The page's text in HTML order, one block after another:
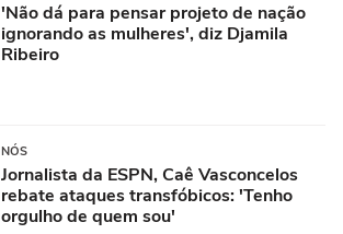
'Não dá para pensar projeto de nação
ignorando as mulheres', diz Djamila
Ribeiro
NÓS
Jornalista da ESPN, Caê Vasconcelos
rebate ataques transfóbicos: 'Tenho
orgulho de quem sou'